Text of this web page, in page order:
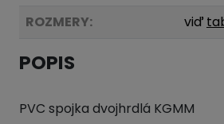
ROZMERY:
viď
POPIS
PVC spojka dvojhrdlá KGMM